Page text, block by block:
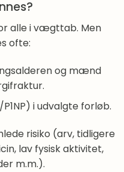
alle i vægttab. Men
ofte:
og mænd
i udvalgte forløb.
risiko (arv, tidligere
lav fysisk aktivitet,
m.m.).